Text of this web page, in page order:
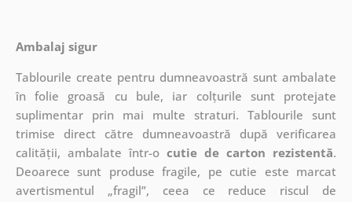
Ambalaj sigur
Tablourile create pentru dumneavoastră sunt ambalate
în folie groasă cu bule, iar colțurile sunt protejate
suplimentar prin mai multe straturi. Tablourile sunt
trimise direct către dumneavoastră după verificarea
calității, ambalate într-o cutie de carton rezistentă.
Deoarece sunt produse fragile, pe cutie este marcat
avertismentul „fragil”, ceea ce reduce riscul de